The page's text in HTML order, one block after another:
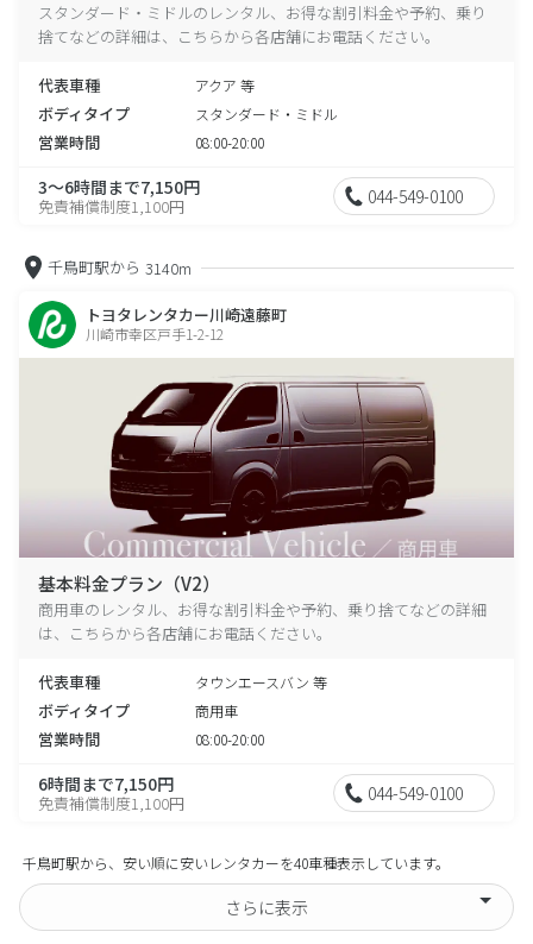
スタンダード・ミドルのレンタル、お得な割引料金や予約、乗り
捨てなどの詳細は、こちらから各店舗にお電話ください。
代表車種 アクア 等
ボディタイプ スタンダード・ミドル
営業時間 08:00-20:00
3～6時間まで7,150円
免責補償制度1,100円 044-549-0100
千鳥町駅から 3140m
トヨタレンタカー川崎遠藤町
川崎市幸区戸手1-2-12
基本料金プラン（V2）
商用車のレンタル、お得な割引料金や予約、乗り捨てなどの詳細
は、こちらから各店舗にお電話ください。
代表車種 タウンエースバン 等
ボディタイプ 商用車
営業時間 08:00-20:00
6時間まで7,150円
免責補償制度1,100円 044-549-0100
千鳥町駅から、安い順に安いレンタカーを40車種表示しています。
さらに表示